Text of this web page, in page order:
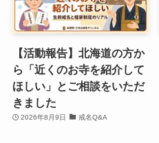
【活動報告】北海道の方か
ら「近くのお寺を紹介して
ほしい」とご相談をいただ
きました
2026年8月9日 戒名Q&A